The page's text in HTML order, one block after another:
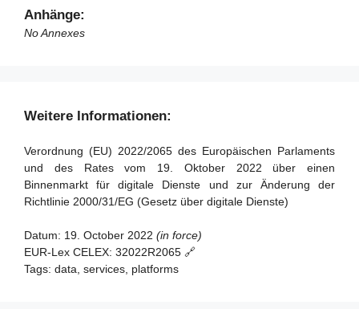
Artikel 50 - Anforderungen an Koordinatoren für digitale
Dienste
Artikel 53 - Beschwerderecht
Artikel 54 - Entschädigung
Artikel 55 - Tätigkeitsberichte
Abschnitt 2 - Zuständigkeit, koordinierte Untersuchungen
Artikel 56 - Zuständigkeit
Artikel 92 - Bevorstehenden Anwendung für Anbieter sehr
Anhänge:
No Annexes
Weitere Informationen:
Verordnung (EU) 2022/2065 des Europäischen Parlaments
und des Rates vom 19. Oktober 2022 über einen
Binnenmarkt für digitale Dienste und zur Änderung der
Richtlinie 2000/31/EG (Gesetz über digitale Dienste)
Datum: 19. October 2022 (in force)
EUR-Lex CELEX: 32022R2065 🔗
Tags: data, services, platforms